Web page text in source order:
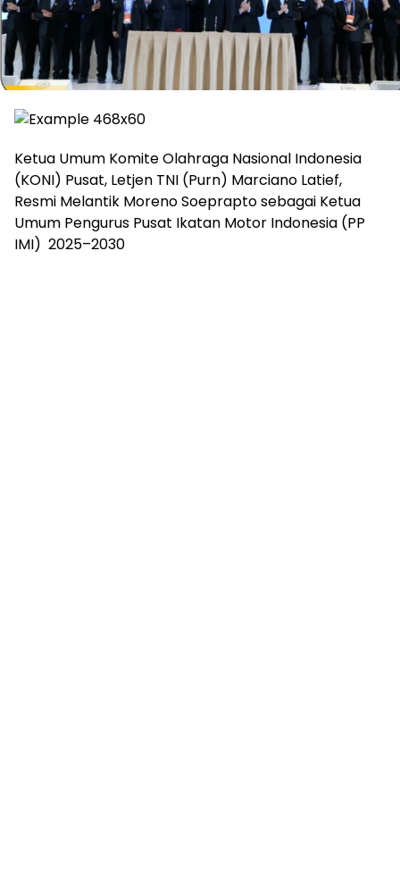
Ketua Umum Komite Olahraga Nasional Indonesia
(KONI) Pusat, Letjen TNI (Purn) Marciano Latief,
Resmi Melantik Moreno Soeprapto sebagai Ketua
Umum Pengurus Pusat Ikatan Motor Indonesia (PP
IMI) 2025–2030